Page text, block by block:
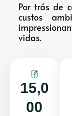
Por trás de
custos
vidas.
15,0
00